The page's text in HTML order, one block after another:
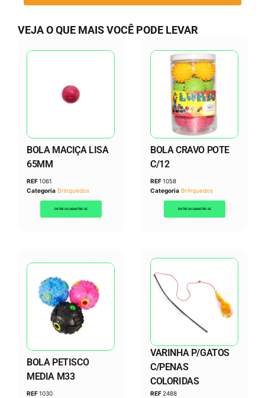
VEJA O QUE MAIS VOCÊ PODE LEVAR
BOLA MACIÇA LISA
65MM
REF1061
Categoria Brinquedos
ENTRE OU CADASTRE-SE
BOLA CRAVO POTE
C/12
REF1058
Categoria Brinquedos
ENTRE OU CADASTRE-SE
BOLA PETISCO
MEDIA M33
REF1030
VARINHA P/GATOS
C/PENAS
COLORIDAS
REF2488